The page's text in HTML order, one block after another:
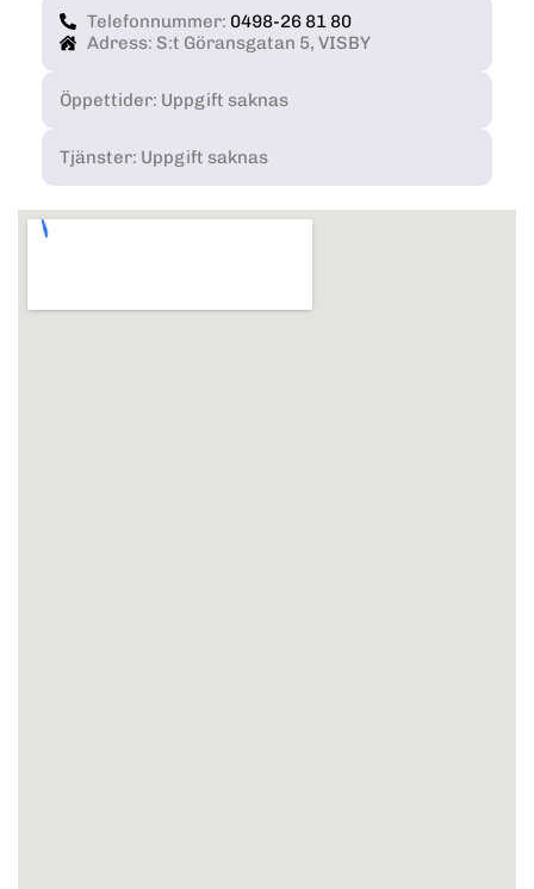
Telefonnummer: 0498-26 81 80
Adress: S:t Göransgatan 5, VISBY
Öppettider: Uppgift saknas
Tjänster: Uppgift saknas